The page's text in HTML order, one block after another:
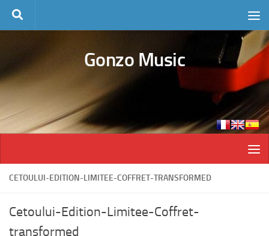
Skip to content
Gonzo Music
CETOULUI-EDITION-LIMITEE-COFFRET-TRANSFORMED
Cetoului-Edition-Limitee-Coffret-
transformed